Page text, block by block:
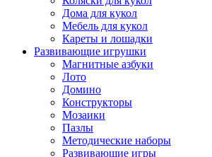
Дома для кукол
Мебель для кукол
Кареты и лошадки
Развивающие игрушки
Магнитные азбуки
Лото
Домино
Конструкторы
Мозаики
Пазлы
Методические наборы
Развивающие игры